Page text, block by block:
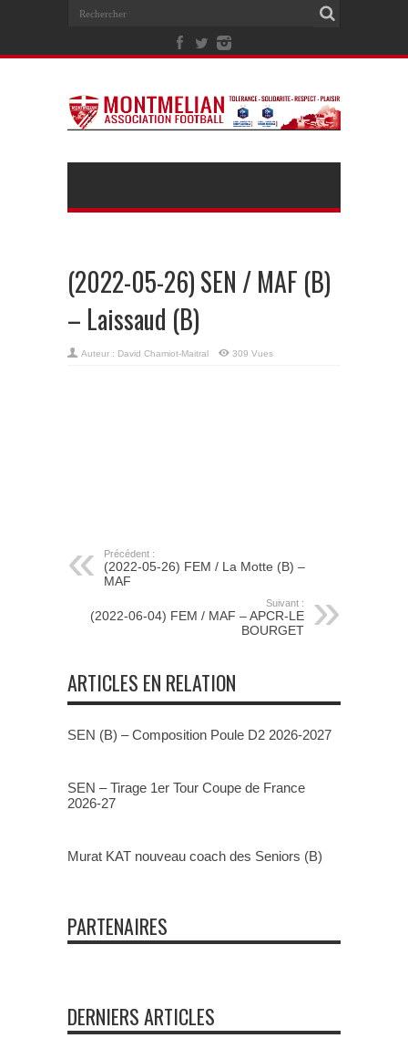
(2022-05-26) SEN / MAF (B)
– Laissaud (B)
Auteur : David Chamiot-Maitral 309 Vues
Précédent :
(2022-05-26) FEM / La Motte (B) –
MAF
Suivant :
(2022-06-04) FEM / MAF – APCR-LE
BOURGET
ARTICLES EN RELATION
SEN (B) – Composition Poule D2 2026-2027
SEN – Tirage 1er Tour Coupe de France
2026-27
Murat KAT nouveau coach des Seniors (B)
PARTENAIRES
DERNIERS ARTICLES